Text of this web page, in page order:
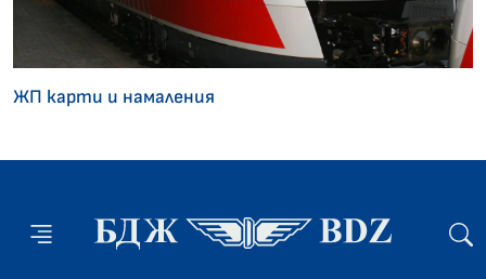
ЖП карти и намаления